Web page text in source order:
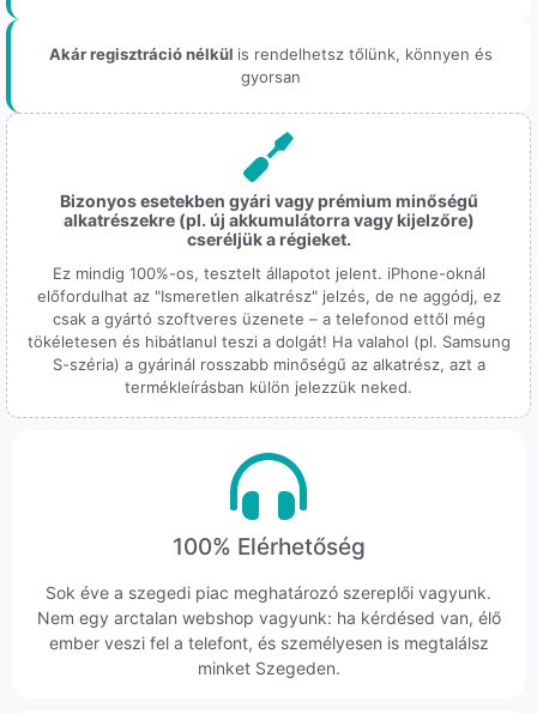
Akár regisztráció nélkül is rendelhetsz tőlünk, könnyen és
gyorsan
Bizonyos esetekben gyári vagy prémium minőségű
alkatrészekre (pl. új akkumulátorra vagy kijelzőre)
cseréljük a régieket.
Ez mindig 100%-os, tesztelt állapotot jelent. iPhone-oknál
előfordulhat az "Ismeretlen alkatrész" jelzés, de ne aggódj, ez
csak a gyártó szoftveres üzenete – a telefonod ettől még
tökéletesen és hibátlanul teszi a dolgát! Ha valahol (pl. Samsung
S-széria) a gyárinál rosszabb minőségű az alkatrész, azt a
termékleírásban külön jelezzük neked.
100% Elérhetőség
Sok éve a szegedi piac meghatározó szereplői vagyunk.
Nem egy arctalan webshop vagyunk: ha kérdésed van, élő
ember veszi fel a telefont, és személyesen is megtalálsz
minket Szegeden.